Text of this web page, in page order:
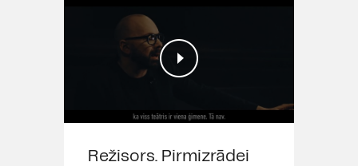
Režisors. Pirmizrādei